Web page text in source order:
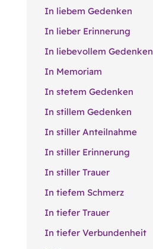
In liebem Gedenken
In lieber Erinnerung
In liebevollem Gedenken
In Memoriam
In stetem Gedenken
In stillem Gedenken
In stiller Anteilnahme
In stiller Erinnerung
In stiller Trauer
In tiefem Schmerz
In tiefer Trauer
In tiefer Verbundenheit